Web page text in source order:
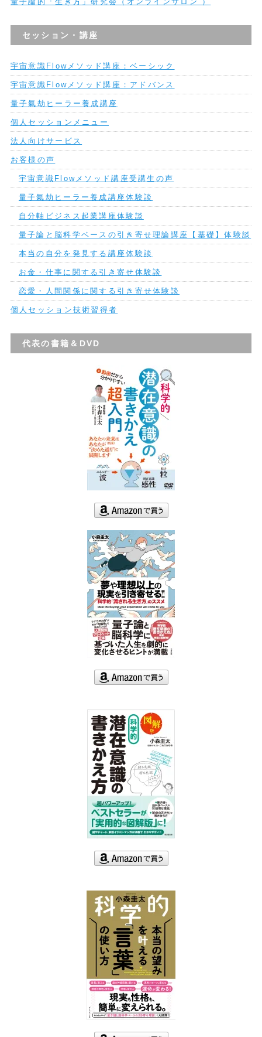
セッション・講座
宇宙意識Flowメソッド講座：ベーシック
宇宙意識Flowメソッド講座：アドバンス
量子氣劫ヒーラー養成講座
個人セッションメニュー
法人向けサービス
お客様の声
宇宙意識Flowメソッド講座受講生の声
量子氣劫ヒーラー養成講座体験談
自分軸ビジネス起業講座体験談
量子論と脳科学ベースの引き寄せ理論講座【基礎】体験談
本当の自分を発見する講座体験談
お金・仕事に関する引き寄せ体験談
恋愛・人間関係に関する引き寄せ体験談
個人セッション技術習得者
代表の書籍＆DVD